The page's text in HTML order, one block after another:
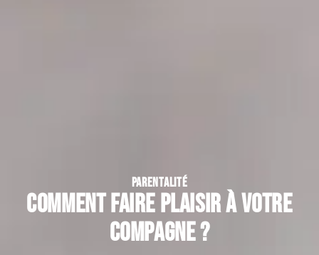
PARENTALITÉ
Comment faire plaisir à votre
compagne ?